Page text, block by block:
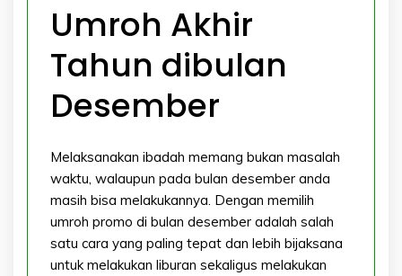
Umroh Akhir
Tahun dibulan
Desember
Melaksanakan ibadah memang bukan masalah
waktu, walaupun pada bulan desember anda
masih bisa melakukannya. Dengan memilih
umroh promo di bulan desember adalah salah
satu cara yang paling tepat dan lebih bijaksana
untuk melakukan liburan sekaligus melakukan